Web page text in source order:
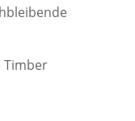
Timber